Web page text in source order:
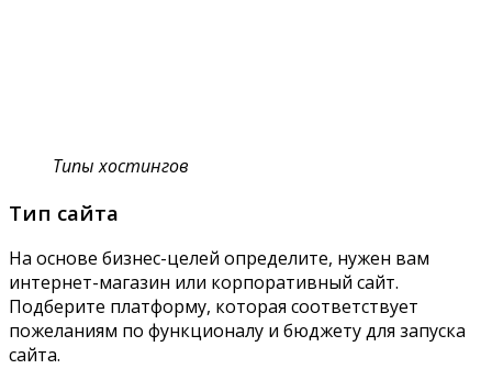
Типы хостингов
Тип сайта
На основе бизнес-целей определите, нужен вам
интернет-магазин или корпоративный сайт.
Подберите платформу, которая соответствует
пожеланиям по функционалу и бюджету для запуска
сайта.